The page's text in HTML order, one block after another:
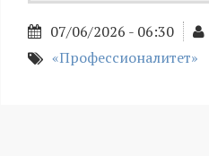
07/06/2026 - 06:30
«Профессионалитет»